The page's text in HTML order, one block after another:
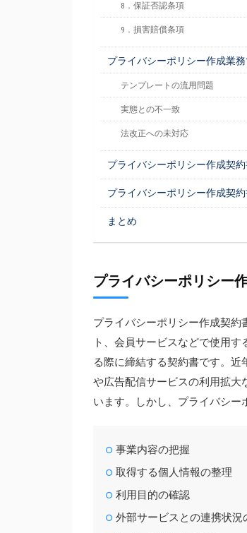
8．保証否認条項
9．損害賠償条項
プライバシーポリシー作成業
テンプレートの流用問題
実態との不一致
法改正への未対応
プライバシーポリシー作成契
プライバシーポリシー作成契
まとめ
プライバシーポリシー
プライバシーポリシー作成契約
ト、会員サービスなどで使用
る際に締結する契約書です。
や広告配信サービスの利用拡大
います。しかし、プライバシー
事業内容の把握
取得する個人情報の整理
利用目的の確認
外部サービスとの連携状況